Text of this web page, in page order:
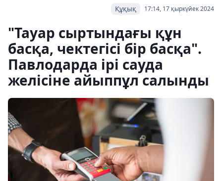
17:14, 17 қыркүйек 2024
Құқық
"Тауар сыртындағы құн
басқа, чектегісі бір басқа".
Павлодарда ірі сауда
желісіне айыппұл салынды